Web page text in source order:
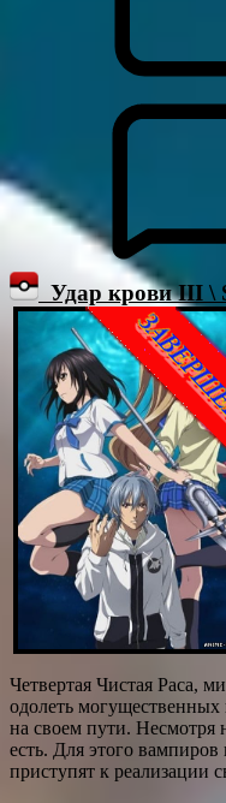
Удар крови III
Четвертая Чистая Раса,
одолеть
на своем пути. Несмотря
есть. Для этого
приступят к реализации